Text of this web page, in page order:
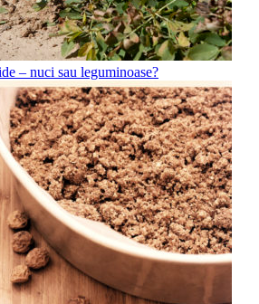
– nuci sau leguminoase?